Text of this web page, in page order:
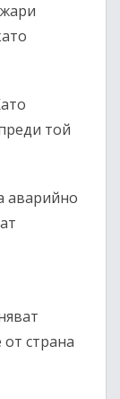
той
аварийно
страна